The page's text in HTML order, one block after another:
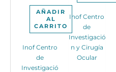
AÑADIR
AL
CARRITO
Inof Centro
de
Investigació
Inof Centro
de
Investigació
n y Cirugía
Ocular